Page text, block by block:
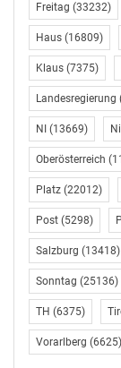
Freitag (33232)
Haus (16809)
Klaus (7375)
Landesregierung
NI (13669)
Oberösterreich
Platz (22012)
Post (5298)
Salzburg (13418)
Sonntag (25136)
TH (6375)
Vorarlberg (6625)